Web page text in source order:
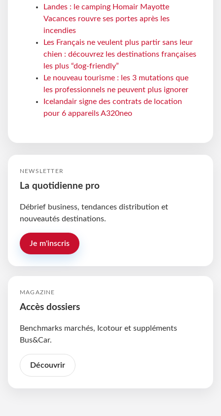
Landes : le camping Homair Mayotte
Vacances rouvre ses portes après les
incendies
Les Français ne veulent plus partir sans leur
chien : découvrez les destinations françaises
les plus “dog-friendly”
Le nouveau tourisme : les 3 mutations que
les professionnels ne peuvent plus ignorer
Icelandair signe des contrats de location
pour 6 appareils A320neo
NEWSLETTER
La quotidienne pro
Débrief business, tendances distribution et
nouveautés destinations.
Je m'inscris
MAGAZINE
Accès dossiers
Benchmarks marchés, Icotour et suppléments
Bus&Car.
Découvrir